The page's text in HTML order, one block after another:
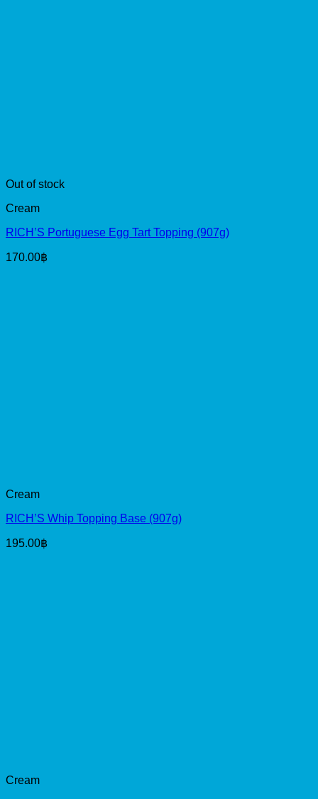
Out of stock
Cream
RICH’S Portuguese Egg Tart Topping (907g)
170.00฿
Cream
RICH’S Whip Topping Base (907g)
195.00฿
Cream